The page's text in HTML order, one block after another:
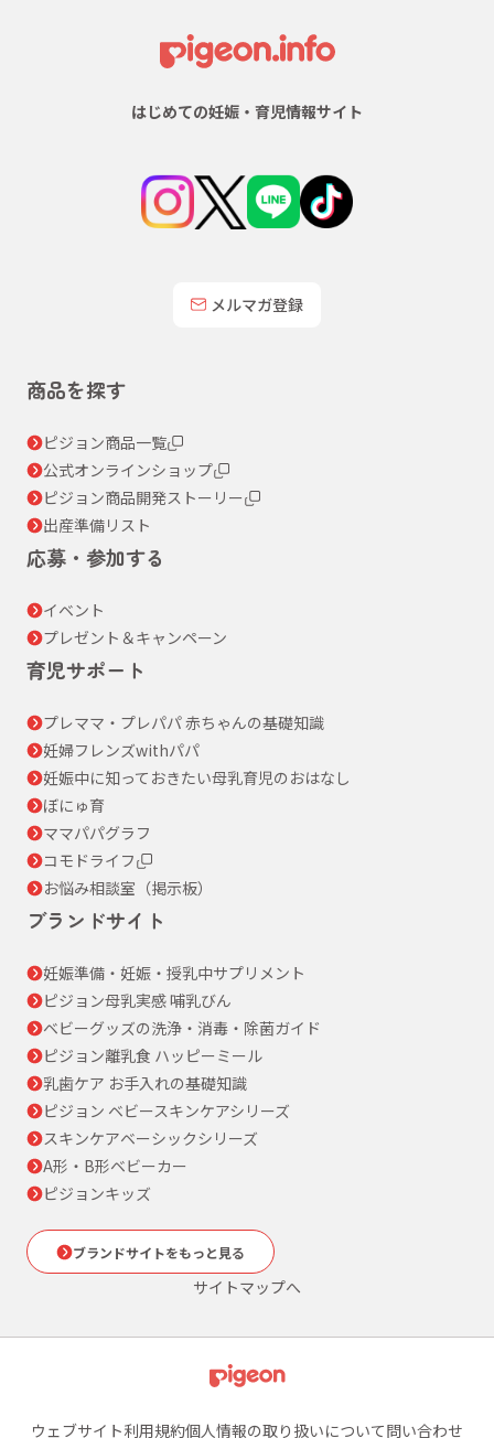
はじめての妊娠・育児情報サイト
メルマガ登録
商品を探す
ピジョン商品一覧
公式オンラインショップ
ピジョン商品開発ストーリー
出産準備リスト
応募・参加する
イベント
プレゼント＆キャンペーン
育児サポート
プレママ・プレパパ 赤ちゃんの基礎知識
妊婦フレンズwithパパ
妊娠中に知っておきたい母乳育児のおはなし
ぼにゅ育
ママパパグラフ
コモドライフ
お悩み相談室（掲示板）
ブランドサイト
妊娠準備・妊娠・授乳中サプリメント
ピジョン母乳実感 哺乳びん
ベビーグッズの洗浄・消毒・除菌ガイド
ピジョン離乳食 ハッピーミール
乳歯ケア お手入れの基礎知識
ピジョン ベビースキンケアシリーズ
スキンケアベーシックシリーズ
A形・B形ベビーカー
ピジョンキッズ
ブランドサイトをもっと見る
サイトマップへ
ウェブサイト利用規約個人情報の取り扱いについて問い合わせ